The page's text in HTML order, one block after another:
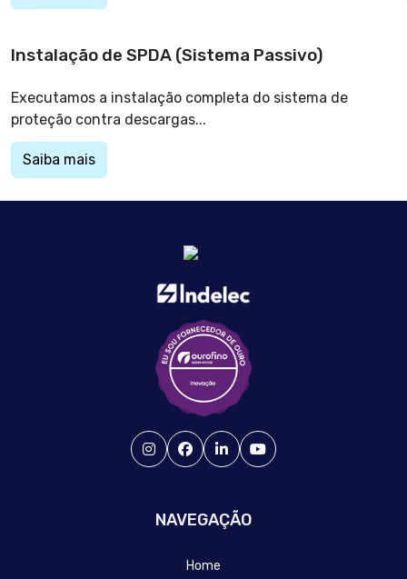
Instalação de SPDA (Sistema Passivo)
Executamos a instalação completa do sistema de
proteção contra descargas...
Saiba mais
NAVEGAÇÃO
Home